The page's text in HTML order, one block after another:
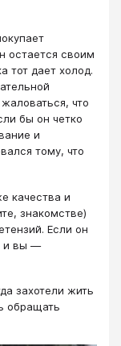
остается своим
тот дает холод.
что
бы он четко
и
тому, что
качества и
знакомстве)
Если он
и вы —
захотели жить
обращать